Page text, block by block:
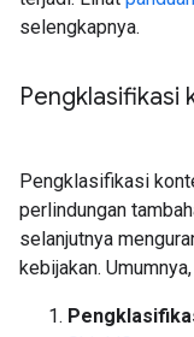
selengkapnya.
Pengklasifikasi
Pengklasifikasi
perlindungan
selanjutnya
kebijakan.